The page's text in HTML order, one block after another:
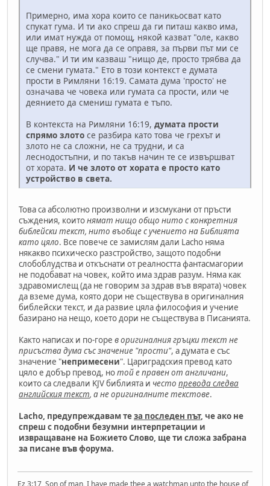
Примерно, има хора които се паникьосват като
спукат гума. И ти ако спреш да ги питаш какво има,
или имат нужда от помощ, някой казват "оле, какво
ще правя, не мога да се оправя, за първи път ми се
случва." И ти им казваш "нищо де, просто трябва да
се смени гумата." Ето в този контекст е думата
прости в Римляни 16:19. Самата дума 'просто' не
означава че човека или гумата са прости, или че
деянието да смениш гумата е тъпо.
В контекста на Римляни 16:19, думата прости
спрямо злото се разбира като това че грехът и
злото не са сложни, не са трудни, и са
леснодостъпни, и по такъв начин те се извършват
от хората. И че злото от хората е просто като
устройство в света.
Това са абсолютно произволни и изсмукани от пръсти
съждения, коитонямат нищо общо нито с конкретния
библейски текст, нито въобще с учението на Библията
като цяло. Все повече се замислям дали Lacho няма
някакво психическо разстройство, защото подобни
слобоблудства и откъснати от реалността фантасмагории
не подобават на човек, който има здрав разум. Няма как
здравомислещ (да не говорим за здрав във вярата) човек
да вземе дума, която дори не съществува в оригиналния
библейски текст, и да развие цяла философия и учение
базирано на нещо, което дори не съществува в Писанията.
Както написах и по-горе в оригиналния гръцки текст не
присъства дума със значение "прости", а думата е със
значение "непримесени". Цариградския превод като
цяло е добър превод, нотой е правен от англичани,
които са следвали KJV библията и често превода следва
английския текст, а не оригиналните текстове.
Lacho, предупреждавам теза последен път, че ако не
спреш с подобни безумни интерпретации и
извращаване на Божието Слово, ще ти сложа забрана
за писане във форума.
Ez 3:17 Son of man, I have made thee a watchman unto the house of